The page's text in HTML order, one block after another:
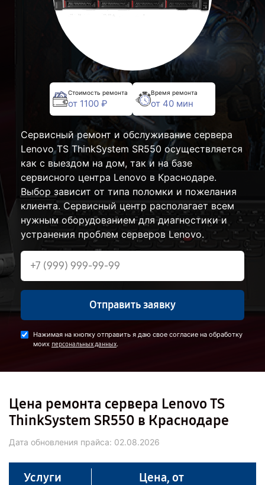
Стоимость ремонта
от 1100 ₽
Время ремонта
от 40 мин
Сервисный ремонт и обслуживание сервера
Lenovo TS ThinkSystem SR550 осуществляется
как с выездом на дом, так и на базе
сервисного центра Lenovo в Краснодаре.
Выбор зависит от типа поломки и пожелания
клиента. Сервисный центр располагает всем
нужным оборудованием для диагностики и
устранения проблем серверов Lenovo.
Отправить заявку
Нажимая на кнопку отправить я даю свое согласие на обработку
моих персональных данных.
Цена ремонта сервера Lenovo TS
ThinkSystem SR550 в Краснодаре
Дата обновления прайса: 02.08.2026
Услуги Цена, от